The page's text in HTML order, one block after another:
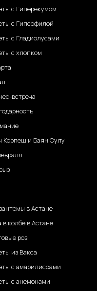
с Гиперекумом
с Гипсофилой
с Гладиолусами
с хлопком
встреча
Корпеш и Баян Сулу
в Астане
в колбе в Астане
роз
из Вакса
с амарилиссами
с анемонами